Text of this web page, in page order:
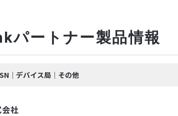
パートナー製品情報
｜デバイス局｜その他
社